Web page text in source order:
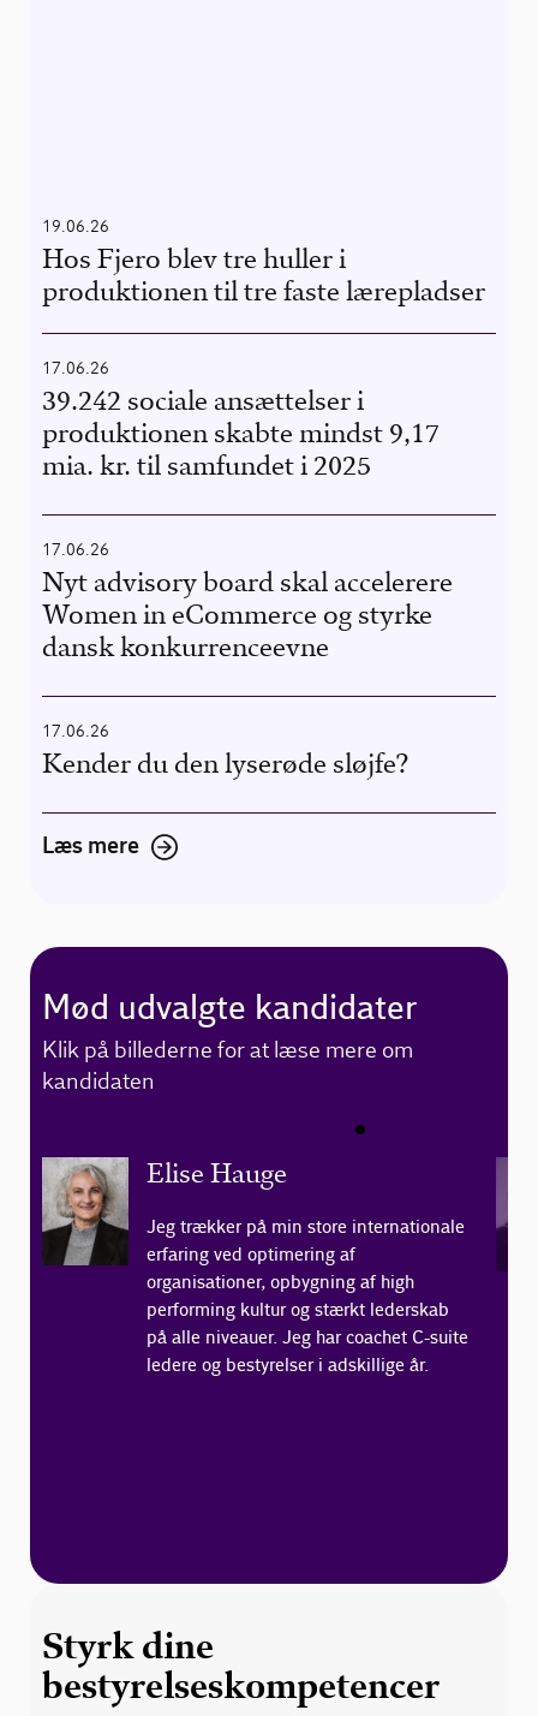
19.06.26
Hos Fjero blev tre huller i
produktionen til tre faste lærepladser
17.06.26
39.242 sociale ansættelser i
produktionen skabte mindst 9,17
mia. kr. til samfundet i 2025
17.06.26
Nyt advisory board skal accelerere
Women in eCommerce og styrke
dansk konkurrenceevne
17.06.26
Kender du den lyserøde sløjfe?
Læs mere
Mød udvalgte kandidater
Klik på billederne for at læse mere om
kandidaten
Elise Hauge
Jeg trækker på min store internationale
erfaring ved optimering af
organisationer, opbygning af high
performing kultur og stærkt lederskab
på alle niveauer. Jeg har coachet C-suite
ledere og bestyrelser i adskillige år.
Styrk dine
bestyrelseskompetencer